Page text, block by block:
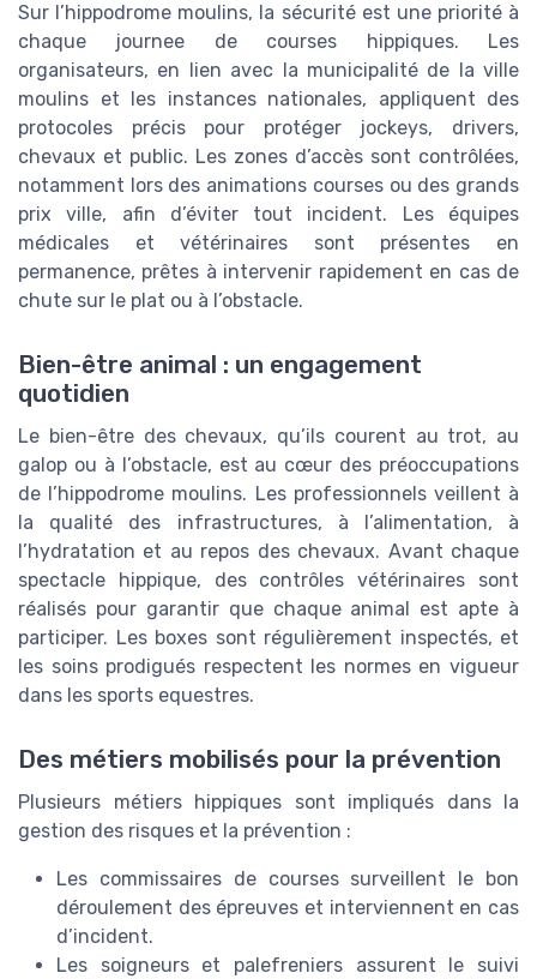
Sur l’hippodrome moulins, la sécurité est une priorité à
chaque journee de courses hippiques. Les
organisateurs, en lien avec la municipalité de la ville
moulins et les instances nationales, appliquent des
protocoles précis pour protéger jockeys, drivers,
chevaux et public. Les zones d’accès sont contrôlées,
notamment lors des animations courses ou des grands
prix ville, afin d’éviter tout incident. Les équipes
médicales et vétérinaires sont présentes en
permanence, prêtes à intervenir rapidement en cas de
chute sur le plat ou à l’obstacle.
Bien-être animal : un engagement
quotidien
Le bien-être des chevaux, qu’ils courent au trot, au
galop ou à l’obstacle, est au cœur des préoccupations
de l’hippodrome moulins. Les professionnels veillent à
la qualité des infrastructures, à l’alimentation, à
l’hydratation et au repos des chevaux. Avant chaque
spectacle hippique, des contrôles vétérinaires sont
réalisés pour garantir que chaque animal est apte à
participer. Les boxes sont régulièrement inspectés, et
les soins prodigués respectent les normes en vigueur
dans les sports equestres.
Des métiers mobilisés pour la prévention
Plusieurs métiers hippiques sont impliqués dans la
gestion des risques et la prévention :
Les commissaires de courses surveillent le bon
déroulement des épreuves et interviennent en cas
d’incident.
Les soigneurs et palefreniers assurent le suivi